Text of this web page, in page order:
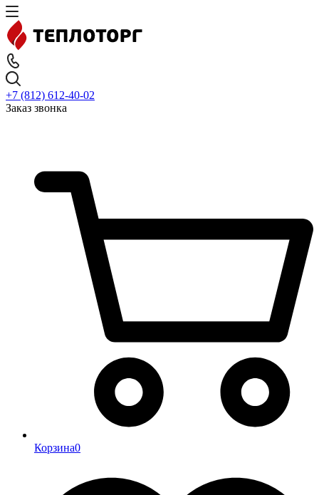
+7 (812) 612-40-02
Заказ звонка
Корзина0